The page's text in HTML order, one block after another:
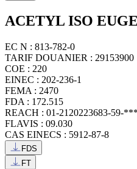
ACETYL ISO
EC N : 813-782-0
TARIF DOUANIER : 29153900
COE : 220
EINEC : 202-236-1
FEMA : 2470
FDA : 172.515
REACH : 01-2120223683-59-
FLAVIS : 09.030
CAS EINECS : 5912-87-8
FDS
FT